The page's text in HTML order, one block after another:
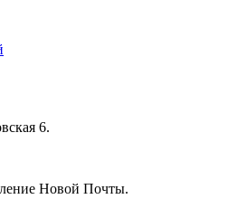
6.
Новой Почты.